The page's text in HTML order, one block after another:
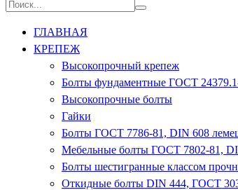
ГЛАВНАЯ
КРЕПЕЖ
Высокопрочный крепеж
Болты фундаментные ГОСТ
Высокопрочные болты
Гайки
Болты ГОСТ 7786-81, DIN 608
Мебельные болты ГОСТ 7802-81,
Болты шестигранные классом
Откидные болты DIN 444, ГОСТ